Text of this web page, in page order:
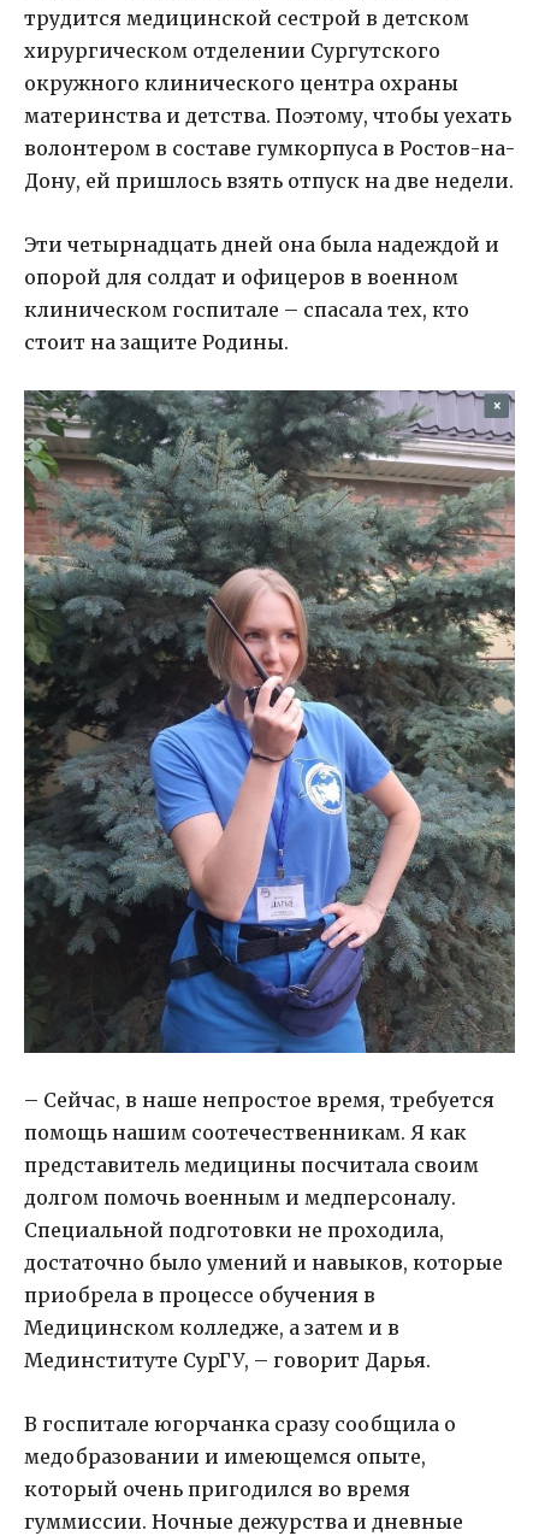
трудится медицинской сестрой в детском
хирургическом отделении Сургутского
окружного клинического центра охраны
материнства и детства. Поэтому, чтобы уехать
волонтером в составе гумкорпуса в Ростов-на-
Дону, ей пришлось взять отпуск на две недели.
Эти четырнадцать дней она была надеждой и
опорой для солдат и офицеров в военном
клиническом госпитале – спасала тех, кто
стоит на защите Родины.
– Сейчас, в наше непростое время, требуется
помощь нашим соотечественникам. Я как
представитель медицины посчитала своим
долгом помочь военным и медперсоналу.
Специальной подготовки не проходила,
достаточно было умений и навыков, которые
приобрела в процессе обучения в
Медицинском колледже, а затем и в
Мединституте СурГУ, – говорит Дарья.
В госпитале югорчанка сразу сообщила о
медобразовании и имеющемся опыте,
который очень пригодился во время
гуммиссии. Ночные дежурства и дневные